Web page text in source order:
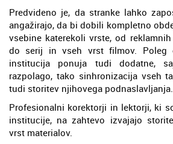
Predvideno je, da stranke lahko
angažirajo, da bi dobili kompletno
vsebine katerekoli vrste, od
do serij in vseh vrst filmov. Poleg
institucija ponuja tudi dodatne,
razpolago, tako sinhronizacija vseh
tudi storitev njihovega podnaslavljanja.
Profesionalni korektorji in lektorji, ki
institucije, na zahtevo izvajajo
vrst materialov.